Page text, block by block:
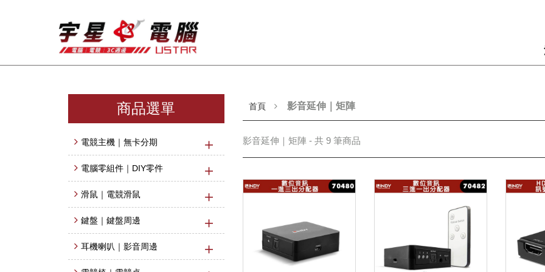
商品選單
電競主機｜無卡分期
電腦零組件｜DIY零件
滑鼠｜電競滑鼠
鍵盤｜鍵盤周邊
耳機喇叭｜影音周邊
首頁 影音延伸｜矩陣
影音延伸｜矩陣 - 共 9 筆商品